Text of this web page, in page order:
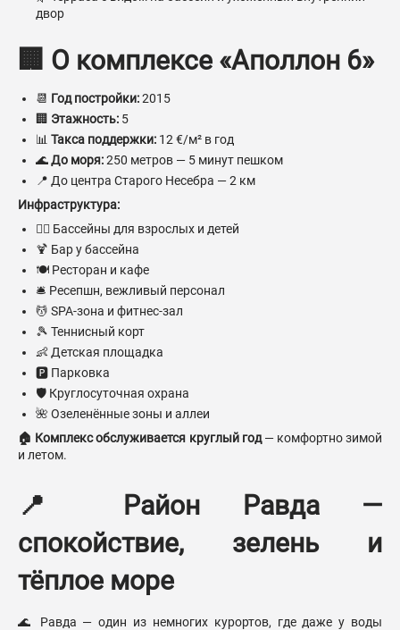
двор
🏢 О комплексе «Аполлон 6»
📆 Год постройки:2015
🏢 Этажность: 5
📊 Такса поддержки: 12 €/м² в год
🌊До моря:250 метров — 5 минут пешком
📍 До центра Старого Несебра — 2 км
Инфраструктура:
🏊‍♂️ Бассейны для взрослых и детей
🍹 Бар у бассейна
🍽 Ресторан и кафе
🛎 Ресепшн, вежливый персонал
💆 SPA-зона и фитнес-зал
🎾 Теннисный корт
👶 Детская площадка
🅿 Парковка
🛡 Круглосуточная охрана
🌺 Озеленённые зоны и аллеи
🏠 Комплекс обслуживается круглый год— комфортно зимой
и летом.
📍 Район Равда —
спокойствие, зелень и
тёплое море
🌊 Равда — один из немногих курортов, где даже у воды